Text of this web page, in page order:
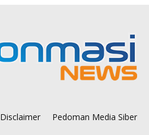
Disclaimer Pedoman Media Siber